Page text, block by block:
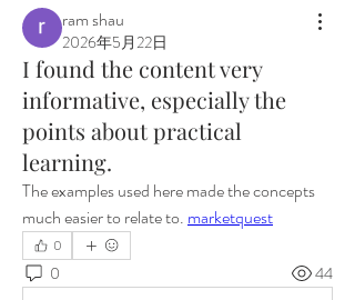
ram shau
2026年5月22日
I found the content very
informative, especially the
points about practical
learning.
The examples used here made the concepts
much easier to relate to. marketquest
0
0 44